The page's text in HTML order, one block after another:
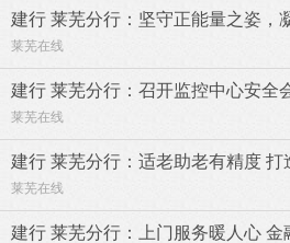
建行 莱芜分行：坚守正能量之姿，
莱芜在线
建行 莱芜分行：召开监控中心安全
莱芜在线
建行 莱芜分行：适老助老有精度 打
莱芜在线
建行 莱芜分行：上门服务暖人心 金